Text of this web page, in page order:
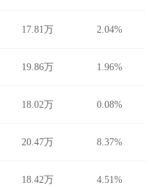
17.81万 2.04%
19.86万 1.96%
18.02万 0.08%
20.47万 8.37%
18.42万 4.51%